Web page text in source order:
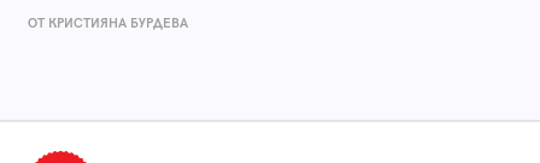
ОТ КРИСТИЯНА БУРДЕВА